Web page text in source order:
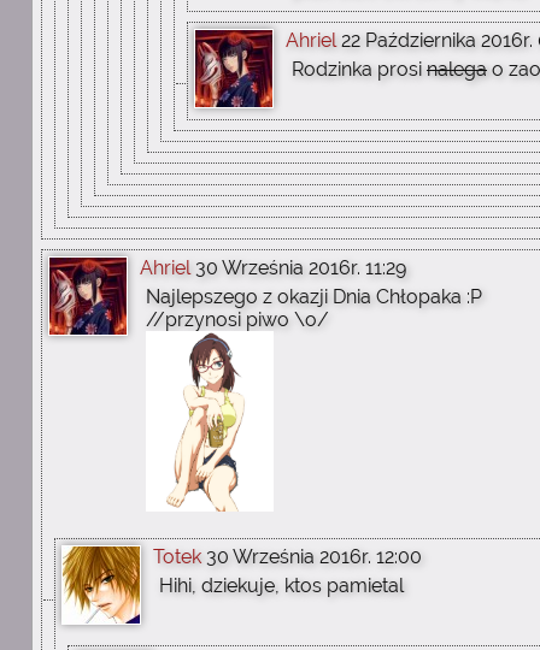
Ahriel 22 Października 2016r.
Rodzinka prosi nalegao
Ahriel 30 Września 2016r. 11:29
Najlepszego z okazji Dnia Chłopaka :P
//przynosi piwo \o/
Totek 30 Września 2016r. 12:00
Hihi, dziekuje, ktos pamietal